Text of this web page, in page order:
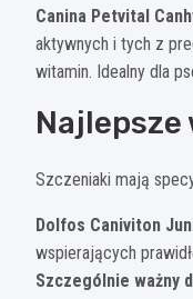
Canina Petvital
aktywnych i tych z
witamin. Idealny dla
Szczeniaki mają
Dolfos Caniviton
wspierających
Szczególnie ważny